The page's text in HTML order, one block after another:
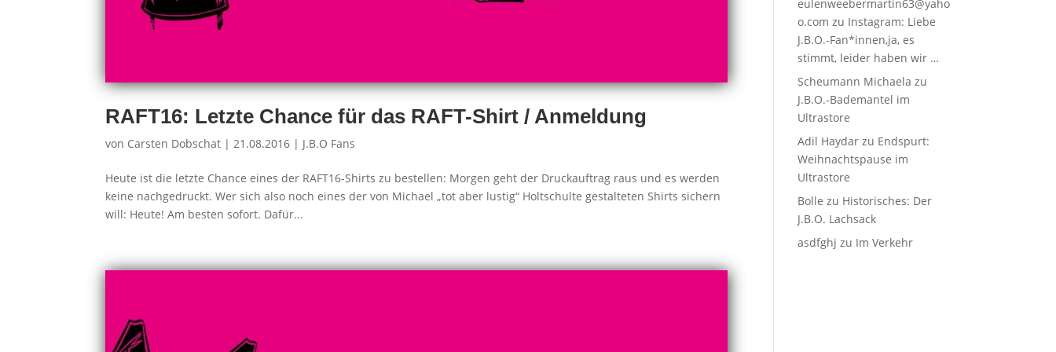
RAFT16: Letzte Chance für das RAFT-Shirt / Anmeldung
von Carsten Dobschat | 21.08.2016 | J.B.O Fans
Heute ist die letzte Chance eines der RAFT16-Shirts zu bestellen: Morgen geht der Druckauftrag raus und es werden
keine nachgedruckt. Wer sich also noch eines der von Michael „tot aber lustig“ Holtschulte gestalteten Shirts sichern
will: Heute! Am besten sofort. Dafür...
eulenweebermartin63@yaho
o.com zu Instagram: Liebe
J.B.O.-Fan*innen,ja, es
stimmt, leider haben wir …
Scheumann Michaela zu
J.B.O.-Bademantel im
Ultrastore
Adil Haydar zu Endspurt:
Weihnachtspause im
Ultrastore
Bolle zu Historisches: Der
J.B.O. Lachsack
asdfghj zu Im Verkehr